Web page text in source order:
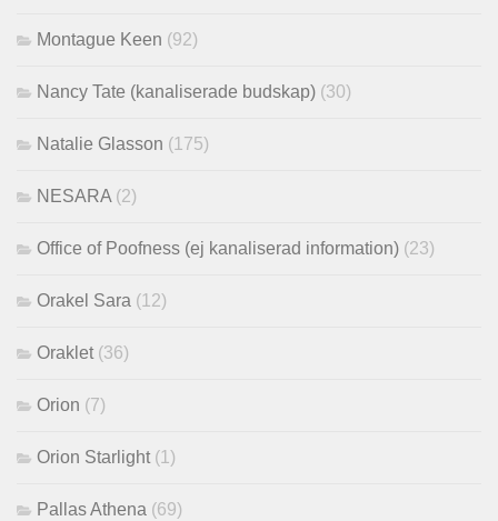
Montague Keen (92)
Nancy Tate (kanaliserade budskap) (30)
Natalie Glasson (175)
NESARA (2)
Office of Poofness (ej kanaliserad information) (23)
Orakel Sara (12)
Oraklet (36)
Orion (7)
Orion Starlight (1)
Pallas Athena (69)